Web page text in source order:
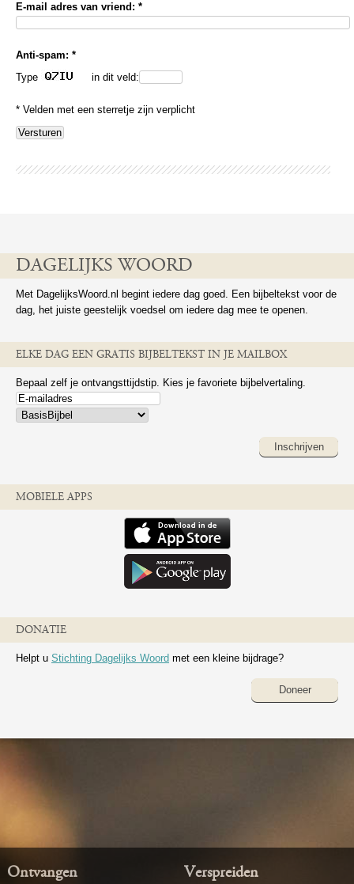
E-mail adres van vriend: *
Anti-spam: *
Type
in dit veld:
* Velden met een sterretje zijn verplicht
DAGELIJKS WOORD
Met DagelijksWoord.nl begint iedere dag goed. Een bijbeltekst voor de
dag, het juiste geestelijk voedsel om iedere dag mee te openen.
ELKE DAG EEN GRATIS BIJBELTEKST IN JE MAILBOX
Bepaal zelf je ontvangsttijdstip. Kies je favoriete bijbelvertaling.
Inschrijven
MOBIELE APPS
DONATIE
Helpt u Stichting Dagelijks Woord met een kleine bijdrage?
Doneer
Ontvangen Verspreiden